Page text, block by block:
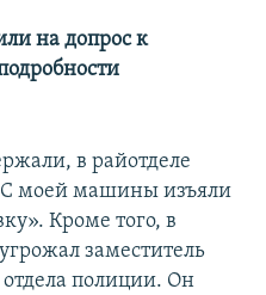
на допрос к
в райотделе
С моей машины изъяли
Кроме того, в
заместитель
полиции. Он